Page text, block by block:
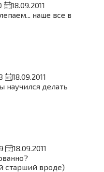
18.09.2011
наше все в
18.09.2011
научился делать
18.09.2011
старший вроде)